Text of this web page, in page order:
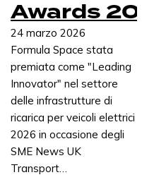
Awards
24 marzo 2026
Formula Space stata
premiata come "Leading
Innovator" nel settore
delle infrastrutture di
ricarica per veicoli elettrici
2026 in occasione degli
SME News UK
Transport…